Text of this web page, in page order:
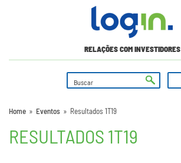
RELAÇÕES COM INVESTIDORES
Home » Eventos » Resultados 1T19
RESULTADOS 1T19